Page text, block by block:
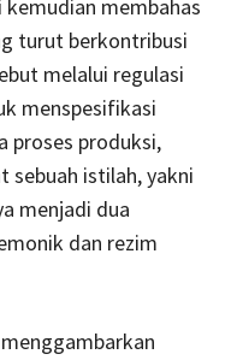
kemudian membahas
turut berkontribusi
melalui regulasi
menspesifikasi
proses produksi,
sebuah istilah, yakni
menjadi dua
dan rezim